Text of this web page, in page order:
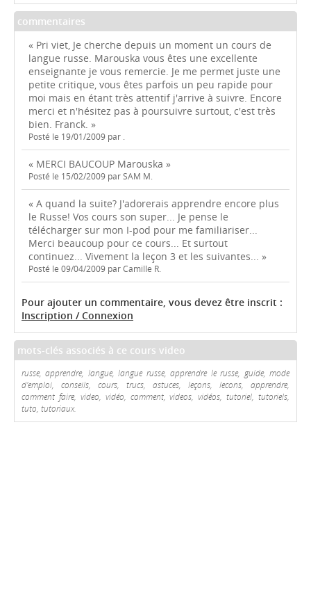
commentaires
« Pri viet, Je cherche depuis un moment un cours de
langue russe. Marouska vous êtes une excellente
enseignante je vous remercie. Je me permet juste une
petite critique, vous êtes parfois un peu rapide pour
moi mais en étant très attentif j'arrive à suivre. Encore
merci et n'hésitez pas à poursuivre surtout, c'est très
bien. Franck. »
Posté le 19/01/2009 par .
« MERCI BAUCOUP Marouska »
Posté le 15/02/2009 par SAM M.
« A quand la suite? J'adorerais apprendre encore plus
le Russe! Vos cours son super... Je pense le
télécharger sur mon I-pod pour me familiariser...
Merci beaucoup pour ce cours... Et surtout
continuez... Vivement la leçon 3 et les suivantes... »
Posté le 09/04/2009 par Camille R.
Pour ajouter un commentaire, vous devez être inscrit :
Inscription / Connexion
mots-clés associés à ce cours video
russe, apprendre, langue, langue russe, apprendre le russe, guide, mode
d'emploi, conseils, cours, trucs, astuces, leçons, lecons, apprendre,
comment faire, video, vidéo, comment, videos, vidéos, tutoriel, tutoriels,
tuto, tutoriaux.